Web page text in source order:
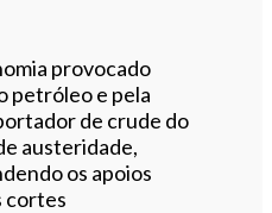
provocado
petróleo e pela
de crude do
austeridade,
os apoios
cortes